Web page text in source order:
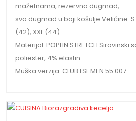
mažetnama, rezervna dugmad,
sva dugmad u boji košulje Veličine: S
(42), XXL (44)
Materijal: POPLIN STRETCH Sirovinski
poliester, 4% elastin
Muška verzija: CLUB LSL MEN 55.007